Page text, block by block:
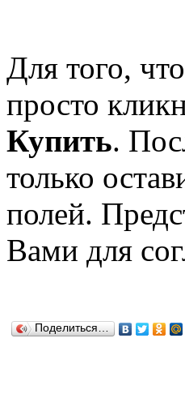
Для того,
просто
Купить.
только
полей.
Вами для
Поделиться…